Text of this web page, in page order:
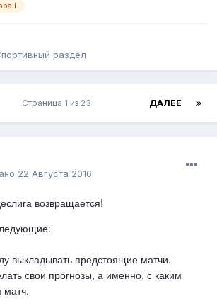
раздел
ДАЛЕЕ
Страница 1 из 23
22 Августа 2016
возвращается!
выкладывать предстоящие матчи.
свои прогнозы, а именно, с каким
матч.